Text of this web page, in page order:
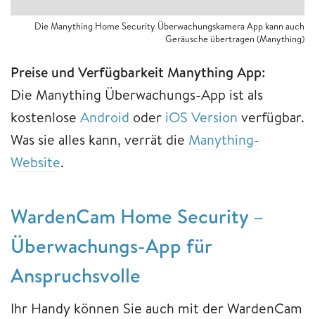
Die Manything Home Security Überwachungskamera App kann auch
Geräusche übertragen (Manything)
Preise und Verfügbarkeit Manything App:
Die Manything Überwachungs-App ist als
kostenlose Android oder iOS Version verfügbar.
Was sie alles kann, verrät die Manything-
Website.
WardenCam Home Security –
Überwachungs-App für
Anspruchsvolle
Ihr Handy können Sie auch mit der WardenCam